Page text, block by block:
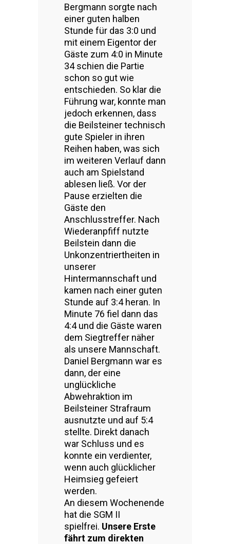
Bergmann sorgte nach
einer guten halben
Stunde für das 3:0 und
mit einem Eigentor der
Gäste zum 4:0 in Minute
34 schien die Partie
schon so gut wie
entschieden. So klar die
Führung war, konnte man
jedoch erkennen, dass
die Beilsteiner technisch
gute Spieler in ihren
Reihen haben, was sich
im weiteren Verlauf dann
auch am Spielstand
ablesen ließ. Vor der
Pause erzielten die
Gäste den
Anschlusstreffer. Nach
Wiederanpfiff nutzte
Beilstein dann die
Unkonzentriertheiten in
unserer
Hintermannschaft und
kamen nach einer guten
Stunde auf 3:4 heran. In
Minute 76 fiel dann das
4:4 und die Gäste waren
dem Siegtreffer näher
als unsere Mannschaft.
Daniel Bergmann war es
dann, der eine
unglückliche
Abwehraktion im
Beilsteiner Strafraum
ausnutzte und auf 5:4
stellte. Direkt danach
war Schluss und es
konnte ein verdienter,
wenn auch glücklicher
Heimsieg gefeiert
werden.
An diesem Wochenende
hat die SGM II
spielfrei. Unsere Erste
fährt zum direkten